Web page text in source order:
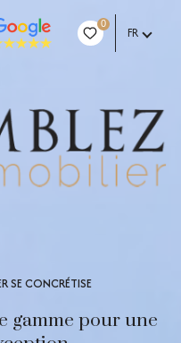
0
FR
SE CONCRÉTISE
gamme pour une